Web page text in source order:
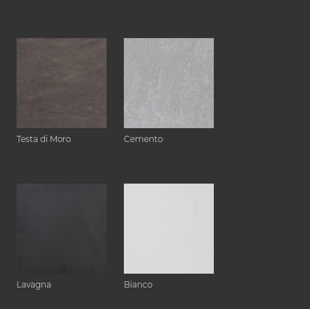
Testa di Moro Cemento
Lavagna Bianco